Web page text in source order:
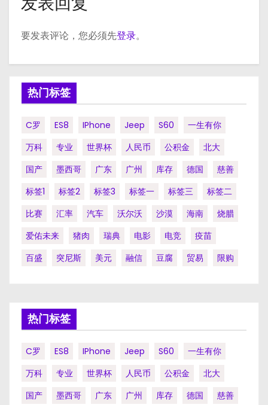
要发表评论，您必须先登录。
热门标签
C罗 ES8 IPhone Jeep S60
一生有你
万科
专业 世界杯 人民币 公积金
北大
国产
墨西哥 广东 广州 库存 德国
慈善
标签1
标签2 标签3 标签一 标签三
标签二
比赛
汇率 汽车 沃尔沃 沙漠 海南
烧腊
爱佑未来
猪肉 瑞典 电影 电竞
疫苗
百盛
突尼斯 美元 融信 豆腐 贸易 限购
热门标签
C罗 ES8 IPhone Jeep S60
一生有你
万科
专业 世界杯 人民币 公积金
北大
国产
墨西哥 广东 广州 库存 德国
慈善